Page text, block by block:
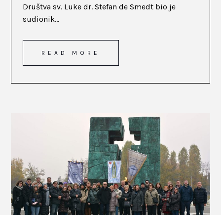
Društva sv. Luke dr. Stefan de Smedt bio je
sudionik...
READ MORE